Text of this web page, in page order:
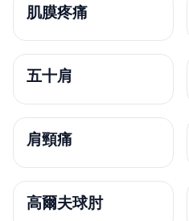
肌膜疼痛
五十肩
肩頸痛
高爾夫球肘